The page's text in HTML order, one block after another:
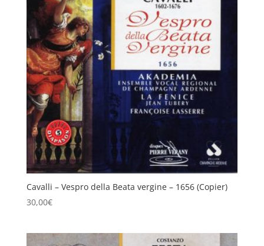
Cavalli – Vespro della Beata vergine – 1656 (Copier)
30,00€